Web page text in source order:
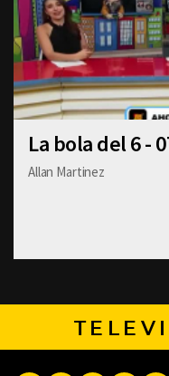
La bola del 6 -
Allan Martinez